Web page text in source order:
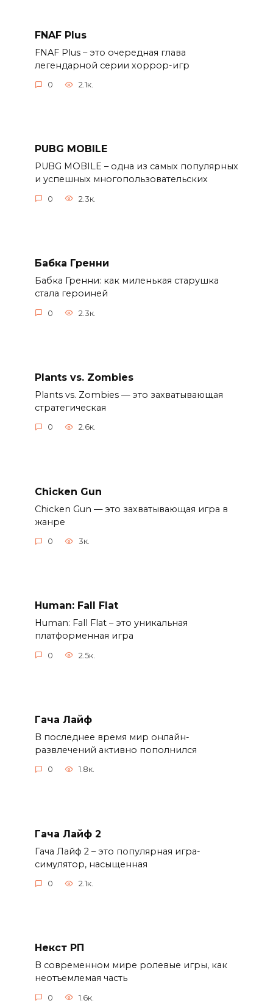
FNAF Plus
FNAF Plus – это очередная глава
легендарной серии хоррор-игр
0 2.1к.
PUBG MOBILE
PUBG MOBILE – одна из самых популярных
и успешных многопользовательских
0 2.3к.
Бабка Гренни
Бабка Гренни: как миленькая старушка
стала героиней
0 2.3к.
Plants vs. Zombies
Plants vs. Zombies — это захватывающая
стратегическая
0 2.6к.
Chicken Gun
Chicken Gun — это захватывающая игра в
жанре
0 3к.
Human: Fall Flat
Human: Fall Flat – это уникальная
платформенная игра
0 2.5к.
Гача Лайф
В последнее время мир онлайн-
развлечений активно пополнился
0 1.8к.
Гача Лайф 2
Гача Лайф 2 – это популярная игра-
симулятор, насыщенная
0 2.1к.
Некст РП
В современном мире ролевые игры, как
неотъемлемая часть
0 1.6к.